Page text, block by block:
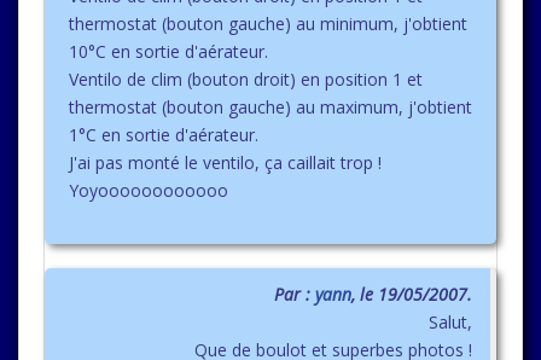
thermostat (bouton gauche) au minimum, j'obtient
10°C en sortie d'aérateur.
Ventilo de clim (bouton droit) en position 1 et
thermostat (bouton gauche) au maximum, j'obtient
1°C en sortie d'aérateur.
J'ai pas monté le ventilo, ça caillait trop !
Yoyoooooooooooo
Par : yann, le 19/05/2007.
Salut,
Que de boulot et superbes photos !